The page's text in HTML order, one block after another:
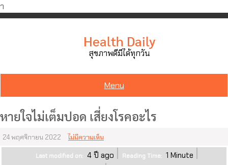
ำ
Skip
Health Daily
สุขภาพดีมีได้ทุกวัน
Menu
หายใจไม่เต็มปอด เสี่ยงโรคอะไร
24 พฤศจิกายน 2022 ไม่มีความเห็น
Last modified on: 4 ปี ago Reading Time: 1 Minute